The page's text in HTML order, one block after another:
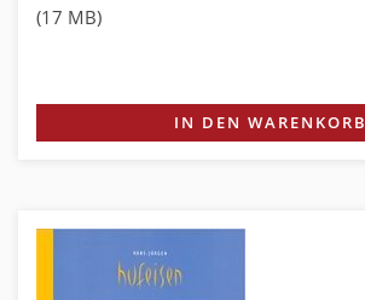
(17 MB)
IN DEN WARENKORB